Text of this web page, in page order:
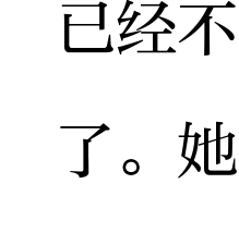
已经
了。